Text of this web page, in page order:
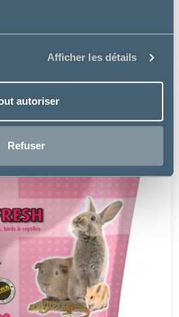
Afficher les détails
autoriser
Refuser
MICRO-GRANULES